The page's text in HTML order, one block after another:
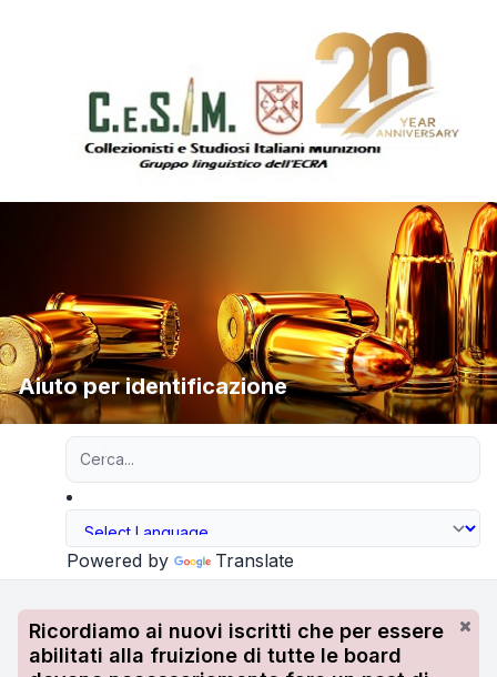
Aiuto per identificazione
Powered by Translate
Ricordiamo ai nuovi iscritti che per essere
abilitati alla fruizione di tutte le board